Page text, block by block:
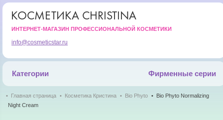
КОСМЕТИКА CHRISTINA
ИНТЕРНЕТ-МАГАЗИН ПРОФЕССИОНАЛЬНОЙ КОСМЕТИКИ
info@cosmeticstar.ru
Категории Фирменные серии
Главная страница Косметика Кристина Bio Phyto
Bio Phyto Normalizing
Night Cream